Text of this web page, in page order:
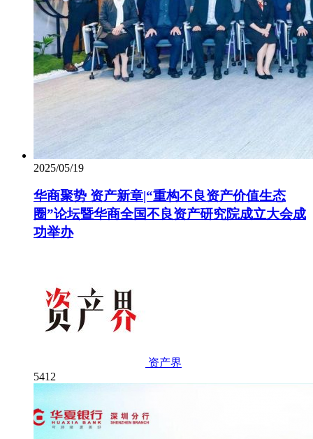
2025/05/19
华商聚势 资产新章|“重构不良资产价值生态
圈”论坛暨华商全国不良资产研究院成立大会成
功举办
资产界
5412